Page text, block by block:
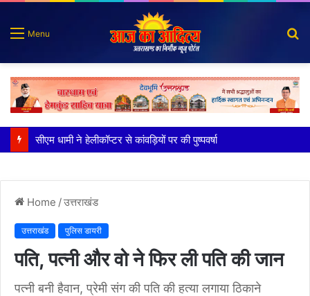
Menu
सीएम धामी ने हेलीकॉप्टर से कांवड़ियों पर की पुष्पवर्षा
Home /उत्तराखंड
उत्तराखंड पुलिस डायरी
पति, पत्नी और वो ने फिर ली पति की जान
पत्नी बनी हैवान, प्रेमी संग की पति की हत्या लगाया ठिकाने